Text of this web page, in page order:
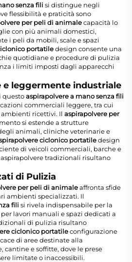
senza fili si distingue negli
flessibilità e praticità sono
per peli di animalecapacità lo
con più animali domestici,
i peli da mobili, scale e spazi
portatiledesign consente una
quotidiane e procedure di pulizia
i limiti imposti dagli apparecchi
e leggermente industriale
questoaspirapolvere a mano senza fili
commerciali leggere, tra cui
ambienti ricettivi. Il aspirapolvere per
si estende a strutture
animali, cliniche veterinarie e
ciclonico portatiledesign
di veicoli commerciali, barche e
tradizionali risultano
di Pulizia
per peli di animaleaffronta sfide
ambienti specializzati. Il
fili si rivela indispensabile per la
lavori manuali e spazi dedicati a
di pulizia risultano
ciclonico portatileconfigurazione
di aree destinate alla
cantine e soffitte, dove le prese
limitate o inaccessibili.